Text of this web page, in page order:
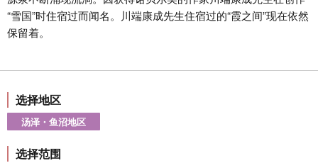
“雪国”时住宿过而闻名。川端康成先生住宿过的“霞之间”现在依然
保留着。
选择地区
汤泽・鱼沼地区
选择范围